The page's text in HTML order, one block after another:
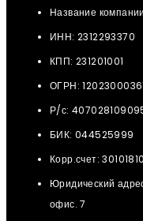
Название
ИНН: 2312293370
КПП: 231201001
ОГРН:
Р/с:
БИК: 044525999
Корр.счет:
Юридический
офис. 7